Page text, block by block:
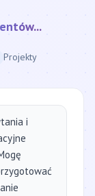
Projekty
i